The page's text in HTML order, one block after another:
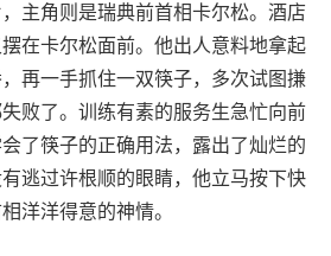
主角则是瑞典前首相卡尔松。酒店
在卡尔松面前。他出人意料地拿起
再一手抓住一双筷子，多次试图搛
败了。训练有素的服务生急忙向前
了筷子的正确用法，露出了灿烂的
逃过许根顺的眼睛，他立马按下快
洋洋得意的神情。